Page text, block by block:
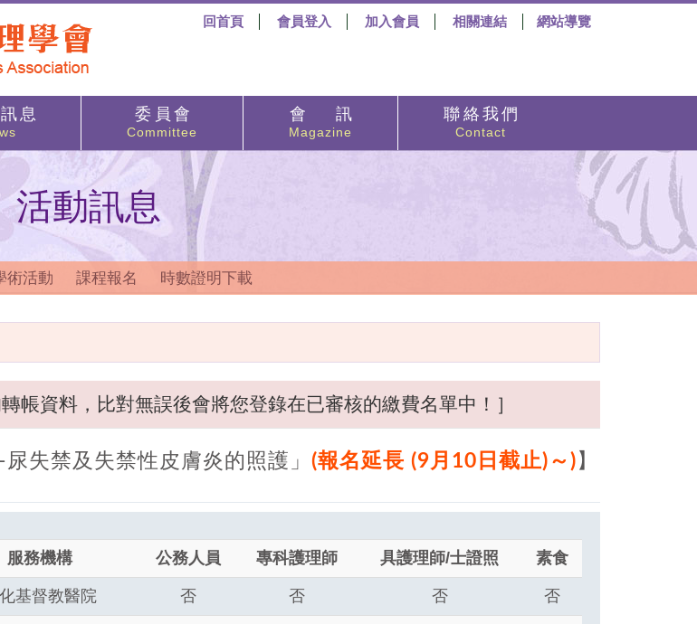
回首頁 會員登入 加入會員 相關連結 網站導覽
息 委 員 會
Committee
會 訊
Magazine
聯 絡 我 們
Contact
活動訊息
術活動 課程報名 時數證明下載
帳資料，比對無誤後會將您登錄在已審核的繳費名單中！］
失禁及失禁性皮膚炎的照護」 (報名延長 (9月10日截止)～) 】
服務機構 公務人員 專科護理師 具護理師/士證照 素食
基督教醫院 否 否 否 否